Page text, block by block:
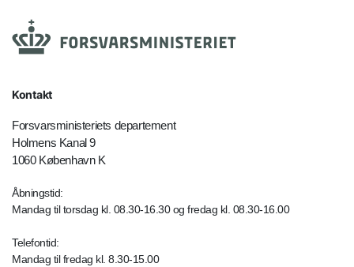
Kontakt
Forsvarsministeriets departement
Holmens Kanal 9
1060 København K
Åbningstid:
Mandag til torsdag kl. 08.30-16.30 og fredag kl. 08.30-16.00
Telefontid:
Mandag til fredag kl. 8.30-15.00